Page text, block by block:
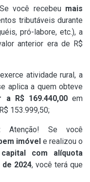
Se você recebeu mais
tributáveis durante
pró-labore, etc.), a
anterior era de R$
atividade rural, a
aplica a quem obteve
a R$ 169.440,00em
153.999,50;
Atenção! Se você
imóvel e realizou o
com alíquota
2024, você terá que